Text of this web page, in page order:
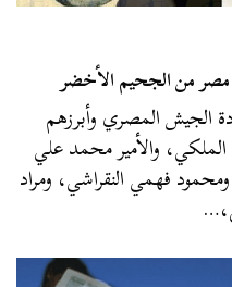
مصر من الجحيم الأخضر
الجيش المصري وأبرزهم
الملكي، والأمير محمد علي
فهمي النقراشي، ومراد